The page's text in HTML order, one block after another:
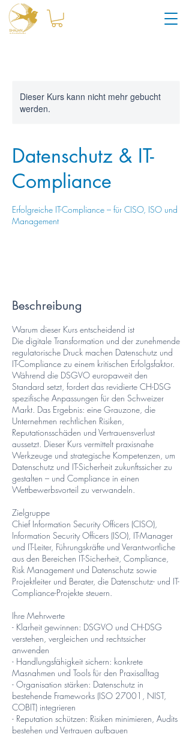
Dieser Kurs kann nicht mehr gebucht
werden.
Datenschutz & IT-
Compliance
Erfolgreiche IT-Compliance – für CISO, ISO und
Management
d
t
Beschreibung
Warum dieser Kurs entscheidend ist
Die digitale Transformation und der zunehmende
regulatorische Druck machen Datenschutz und
IT-Compliance zu einem kritischen Erfolgsfaktor.
Während die DSGVO europaweit den
Standard setzt, fordert das revidierte CH-DSG
spezifische Anpassungen für den Schweizer
Markt. Das Ergebnis: eine Grauzone, die
Unternehmen rechtlichen Risiken,
Reputationsschäden und Vertrauensverlust
aussetzt. Dieser Kurs vermittelt praxisnahe
Werkzeuge und strategische Kompetenzen, um
Datenschutz und IT-Sicherheit zukunftssicher zu
gestalten – und Compliance in einen
Wettbewerbsvorteil zu verwandeln.
Zielgruppe
Chief Information Security Officers (CISO),
Information Security Officers (ISO), IT-Manager
und IT-Leiter, Führungskräfte und Verantwortliche
aus den Bereichen IT-Sicherheit, Compliance,
Risk Management und Datenschutz sowie
Projektleiter und Berater, die Datenschutz- und IT-
Compliance-Projekte steuern.
Ihre Mehrwerte
- Klarheit gewinnen: DSGVO und CH-DSG
verstehen, vergleichen und rechtssicher
anwenden
- Handlungsfähigkeit sichern: konkrete
Masnahmen und Tools für den Praxisalltag
- Organisation stärken: Datenschutz in
bestehende Frameworks (ISO 27001, NIST,
COBIT) integrieren
- Reputation schützen: Risiken minimieren, Audits
bestehen und Vertrauen aufbauen